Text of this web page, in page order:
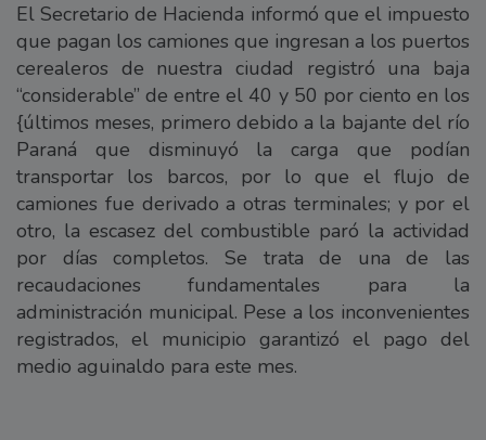
El Secretario de Hacienda informó que el impuesto
que pagan los camiones que ingresan a los puertos
cerealeros de nuestra ciudad registró una baja
“considerable” de entre el 40 y 50 por ciento en los
{últimos meses, primero debido a la bajante del río
Paraná que disminuyó la carga que podían
transportar los barcos, por lo que el flujo de
camiones fue derivado a otras terminales; y por el
otro, la escasez del combustible paró la actividad
por días completos. Se trata de una de las
recaudaciones fundamentales para la
administración municipal. Pese a los inconvenientes
registrados, el municipio garantizó el pago del
medio aguinaldo para este mes.